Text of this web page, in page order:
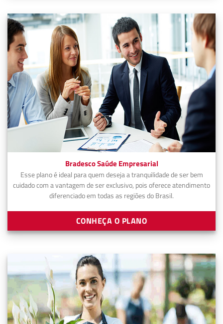
Bradesco Saúde Empresarial
Esse plano é ideal para quem deseja a tranquilidade de ser bem
cuidado com a vantagem de ser exclusivo, pois oferece atendimento
diferenciado em todas as regiões do Brasil.
CONHEÇA O PLANO